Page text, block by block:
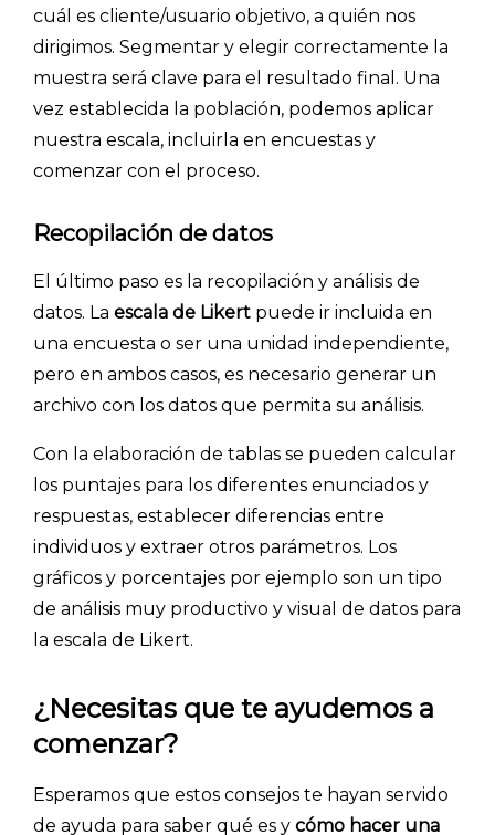
- Marketing y encuestas
cuál es cliente/usuario objetivo, a quién nos
dirigimos. Segmentar y elegir correctamente la
muestra será clave para el resultado final. Una
vez establecida la población, podemos aplicar
nuestra escala, incluirla en encuestas y
comenzar con el proceso.
Recopilación de datos
El último paso es la recopilación y análisis de
datos. La escala de Likert puede ir incluida en
una encuesta o ser una unidad independiente,
pero en ambos casos, es necesario generar un
archivo con los datos que permita su análisis.
Con la elaboración de tablas se pueden calcular
los puntajes para los diferentes enunciados y
respuestas, establecer diferencias entre
individuos y extraer otros parámetros. Los
gráficos y porcentajes por ejemplo son un tipo
de análisis muy productivo y visual de datos para
la escala de Likert.
¿Necesitas que te ayudemos a
comenzar?
Esperamos que estos consejos te hayan servido
de ayuda para saber qué es y cómo hacer una